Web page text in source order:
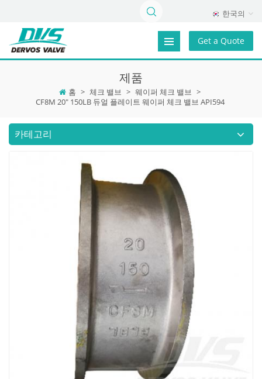
한국의
Get a Quote
제품
홈 > 체크 밸브 > 웨이퍼 체크 밸브 >
CF8M 20" 150LB 듀얼 플레이트 웨이퍼 체크 밸브 API594
카테고리